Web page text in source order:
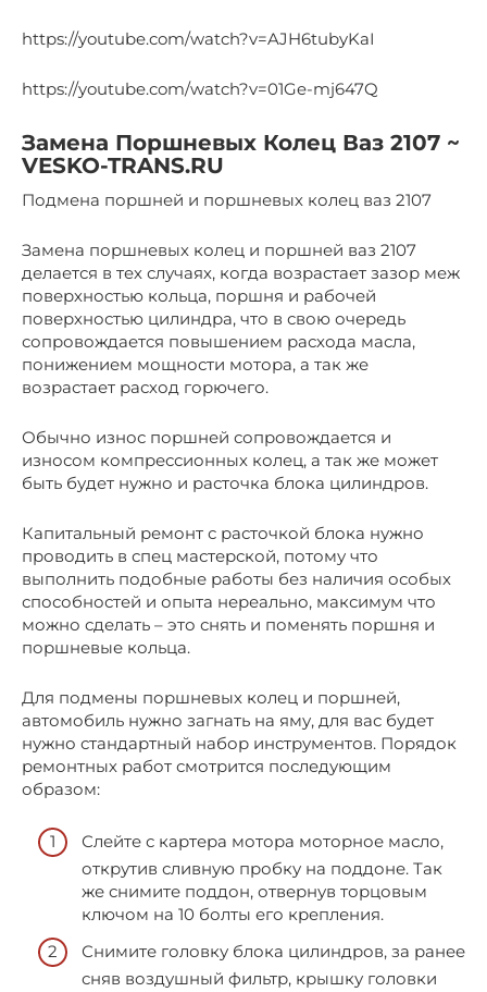
https://youtube.com/watch?v=AJH6tubyKaI
https://youtube.com/watch?v=01Ge-mj647Q
Замена Поршневых Колец Ваз 2107 ~
VESKO-TRANS.RU
Подмена поршней и поршневых колец ваз 2107
Замена поршневых колец и поршней ваз 2107
делается в тех случаях, когда возрастает зазор меж
поверхностью кольца, поршня и рабочей
поверхностью цилиндра, что в свою очередь
сопровождается повышением расхода масла,
понижением мощности мотора, а так же
возрастает расход горючего.
Обычно износ поршней сопровождается и
износом компрессионных колец, а так же может
быть будет нужно и расточка блока цилиндров.
Капитальный ремонт с расточкой блока нужно
проводить в спец мастерской, потому что
выполнить подобные работы без наличия особых
способностей и опыта нереально, максимум что
можно сделать – это снять и поменять поршня и
поршневые кольца.
Для подмены поршневых колец и поршней,
автомобиль нужно загнать на яму, для вас будет
нужно стандартный набор инструментов. Порядок
ремонтных работ смотрится последующим
образом:
Слейте с картера мотора моторное масло,
открутив сливную пробку на поддоне. Так
же снимите поддон, отвернув торцовым
ключом на 10 болты его крепления.
Снимите головку блока цилиндров, за ранее
сняв воздушный фильтр, крышку головки